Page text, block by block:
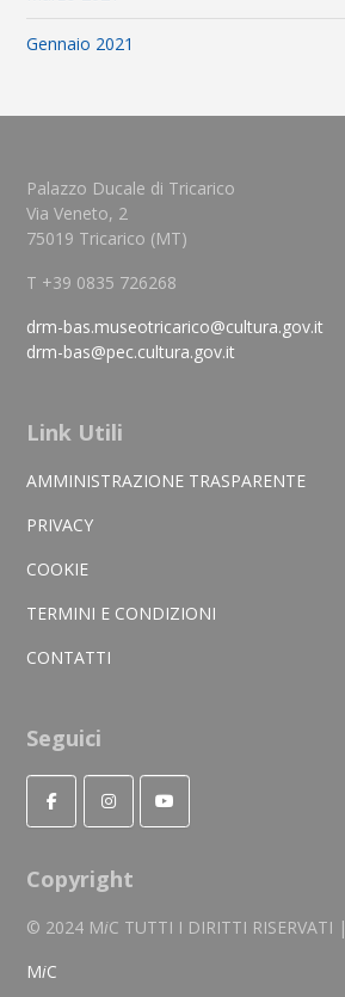
Gennaio 2021
Palazzo Ducale di Tricarico
Via Veneto, 2
75019 Tricarico (MT)
T +39 0835 726268
drm-bas.museotricarico@cultura.gov.it
drm-bas@pec.cultura.gov.it
Link Utili
AMMINISTRAZIONE TRASPARENTE
PRIVACY
COOKIE
TERMINI E CONDIZIONI
CONTATTI
Seguici
Copyright
© 2024 MiC TUTTI I DIRITTI RISERVATI |
MiC